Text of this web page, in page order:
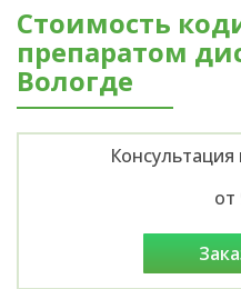
Стоимость
препаратом
Вологде
Консультация
от